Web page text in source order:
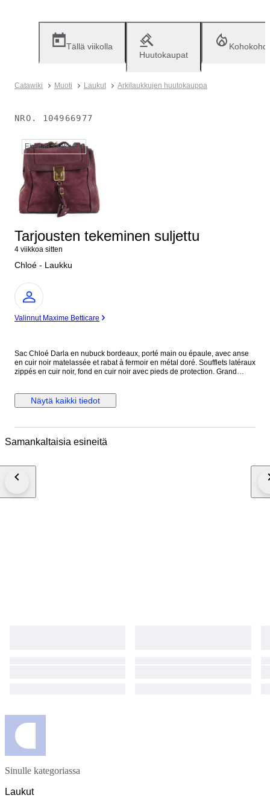
Tällä viikolla
Huutokaupat
Catawiki Muoti Laukut Arkilaukkujen huutokauppa
NRO. 104966977
Ei enää saatavilla
Tarjousten tekeminen suljettu
4 viikkoa sitten
Chloé - Laukku
asiantuntija
Valinnut Maxime Betticare
Sac Chloé Darla en nubuck bordeaux, porté main ou épaule, avec anse
en cuir noir matelassée et rabat à fermoir en métal doré. Soufflets latéraux
zippés en cuir noir, fond en cuir noir avec pieds de protection. Grand
des ventes privées. Légère patine du nubuck signalée.
Näytä kaikki tiedot
Samankaltaisia esineitä
Sinulle kategoriassa
Laukut